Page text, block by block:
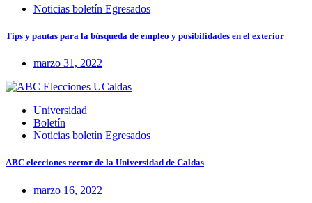
Noticias boletín Egresados
Tips y pautas para la búsqueda de empleo y posibilidades en el exterior
marzo 31, 2022
Universidad
Boletín
Noticias boletín Egresados
ABC elecciones rector de la Universidad de Caldas
marzo 16, 2022